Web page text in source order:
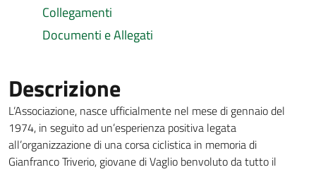
Collegamenti
Documenti e Allegati
Descrizione
L’Associazione, nasce ufficialmente nel mese di gennaio del
1974, in seguito ad un’esperienza positiva legata
all’organizzazione di una corsa ciclistica in memoria di
Gianfranco Triverio, giovane di Vaglio benvoluto da tutto il